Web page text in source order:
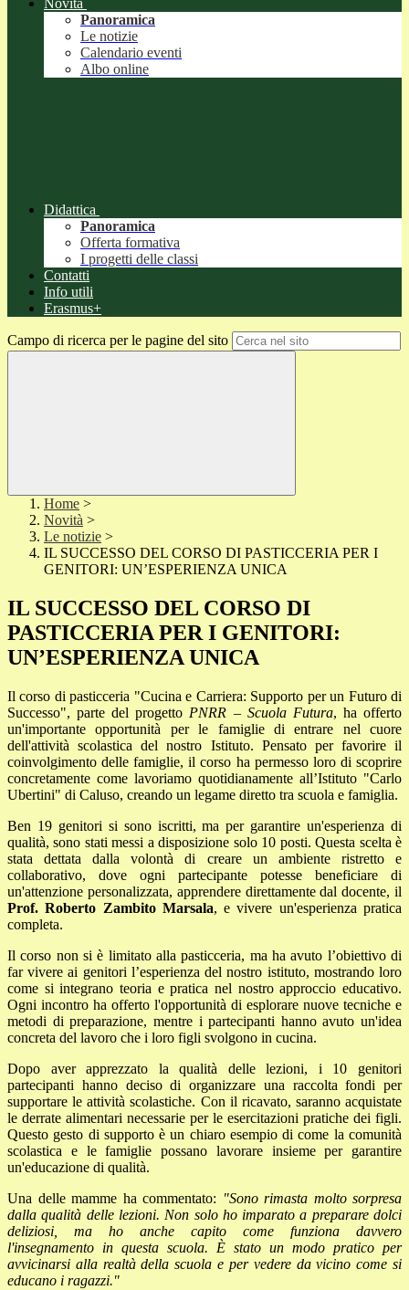
Novità
Panoramica
Le notizie
Calendario eventi
Albo online
Didattica
Panoramica
Offerta formativa
I progetti delle classi
Contatti
Info utili
Erasmus+
Campo di ricerca per le pagine del sito
Home >
Novità >
Le notizie >
IL SUCCESSO DEL CORSO DI PASTICCERIA PER I
GENITORI: UN’ESPERIENZA UNICA
IL SUCCESSO DEL CORSO DI
PASTICCERIA PER I GENITORI:
UN’ESPERIENZA UNICA
Il corso di pasticceria "Cucina e Carriera: Supporto per un Futuro di
Successo", parte del progetto PNRR – Scuola Futura, ha offerto
un'importante opportunità per le famiglie di entrare nel cuore
dell'attività scolastica del nostro Istituto. Pensato per favorire il
coinvolgimento delle famiglie, il corso ha permesso loro di scoprire
concretamente come lavoriamo quotidianamente all’Istituto "Carlo
Ubertini" di Caluso, creando un legame diretto tra scuola e famiglia.
Ben 19 genitori si sono iscritti, ma per garantire un'esperienza di
qualità, sono stati messi a disposizione solo 10 posti. Questa scelta è
stata dettata dalla volontà di creare un ambiente ristretto e
collaborativo, dove ogni partecipante potesse beneficiare di
un'attenzione personalizzata, apprendere direttamente dal docente, il
Prof. Roberto Zambito Marsala, e vivere un'esperienza pratica
completa.
Il corso non si è limitato alla pasticceria, ma ha avuto l’obiettivo di
far vivere ai genitori l’esperienza del nostro istituto, mostrando loro
come si integrano teoria e pratica nel nostro approccio educativo.
Ogni incontro ha offerto l'opportunità di esplorare nuove tecniche e
metodi di preparazione, mentre i partecipanti hanno avuto un'idea
concreta del lavoro che i loro figli svolgono in cucina.
Dopo aver apprezzato la qualità delle lezioni, i 10 genitori
partecipanti hanno deciso di organizzare una raccolta fondi per
supportare le attività scolastiche. Con il ricavato, saranno acquistate
le derrate alimentari necessarie per le esercitazioni pratiche dei figli.
Questo gesto di supporto è un chiaro esempio di come la comunità
scolastica e le famiglie possano lavorare insieme per garantire
un'educazione di qualità.
Una delle mamme ha commentato: "Sono rimasta molto sorpresa
dalla qualità delle lezioni. Non solo ho imparato a preparare dolci
deliziosi, ma ho anche capito come funziona davvero
l'insegnamento in questa scuola. È stato un modo pratico per
avvicinarsi alla realtà della scuola e per vedere da vicino come si
educano i ragazzi."